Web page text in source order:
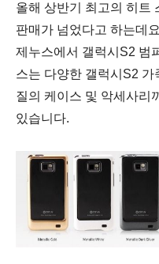
올해 상반기 최고의 히트
판매가 넘었다고 하는데
제누스에서 갤럭시S2 범
스는 다양한 갤럭시S2 가
질의 케이스 및 악세사리
있습니다.